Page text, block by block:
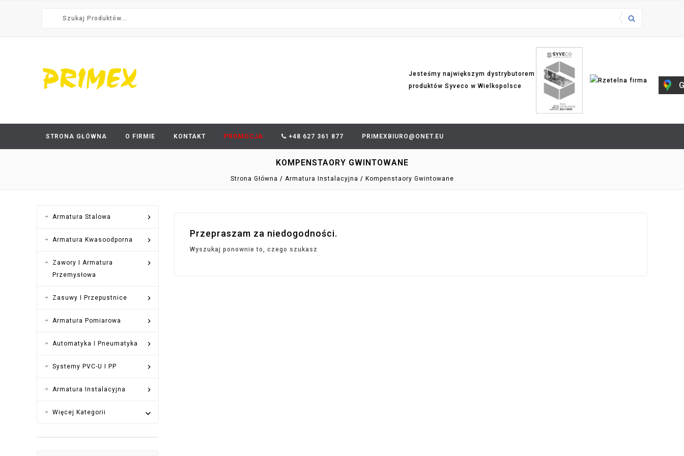
Jesteśmy największym dystrybutorem
produktów Syveco w Wielkopolsce
STRONA GŁÓWNA O FIRMIE KONTAKT PROMOCJA +48 627 361 877 PRIMEXBIURO@ONET.EU
KOMPENSTAORY GWINTOWANE
Strona Główna Armatura Instalacyjna Kompenstaory Gwintowane

Armatura Stalowa

Armatura Kwasoodporna

Zawory I Armatura
Przemysłowa

Zasuwy I Przepustnice

Armatura Pomiarowa

Automatyka I Pneumatyka

Systemy PVC-U I PP

Armatura Instalacyjna
Więcej Kategorii 
Przepraszam za niedogodności.
Wyszukaj ponownie to, czego szukasz